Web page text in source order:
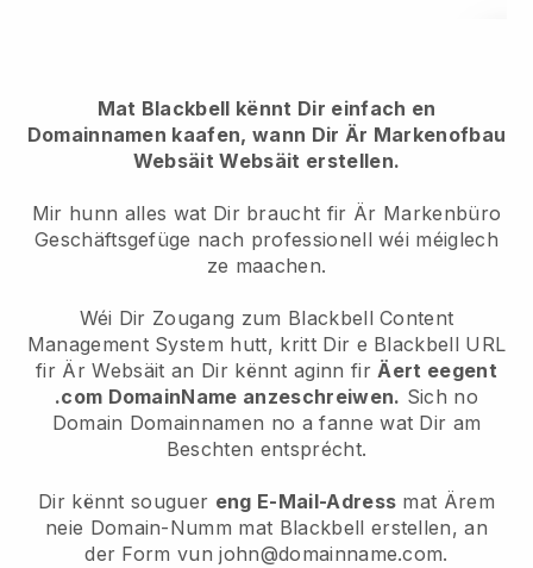
Mat Blackbell kënnt Dir einfach en
Domainnamen kaafen, wann Dir Är Markenofbau
Websäit Websäit erstellen.
Mir hunn alles wat Dir braucht fir Är Markenbüro
Geschäftsgefüge nach professionell wéi méiglech
ze maachen.
Wéi Dir Zougang zum Blackbell Content
Management System hutt, kritt Dir e Blackbell URL
fir Är Websäit an Dir kënnt aginn firÄert eegent
.com DomainName anzeschreiwen. Sich no
Domain Domainnamen no a fanne wat Dir am
Beschten entsprécht.
Dir kënnt souguer eng E-Mail-Adress mat Ärem
neie Domain-Numm mat Blackbell erstellen, an
der Form vun john@domainname.com.